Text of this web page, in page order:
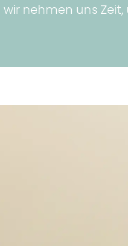
nehmen uns